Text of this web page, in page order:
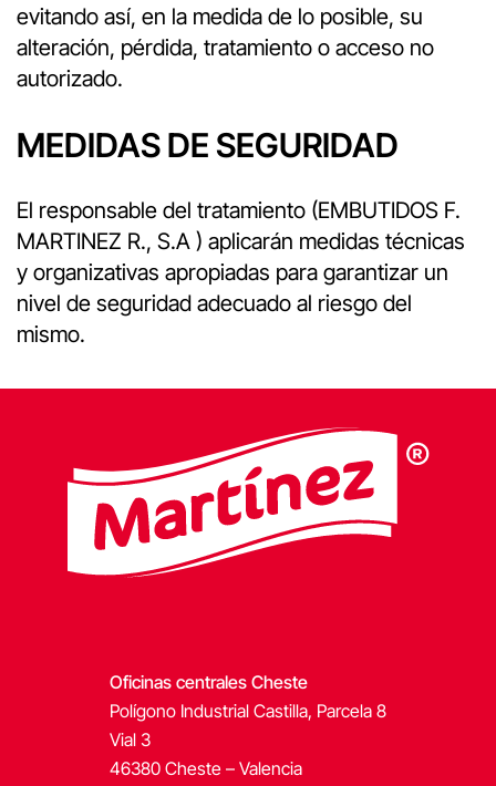
evitando así, en la medida de lo posible, su
alteración, pérdida, tratamiento o acceso no
autorizado.
MEDIDAS DE SEGURIDAD
El responsable del tratamiento (EMBUTIDOS F.
MARTINEZ R., S.A ) aplicarán medidas técnicas
y organizativas apropiadas para garantizar un
nivel de seguridad adecuado al riesgo del
mismo.
Oficinas centrales Cheste
Polígono Industrial Castilla, Parcela 8
Vial 3
46380 Cheste – Valencia